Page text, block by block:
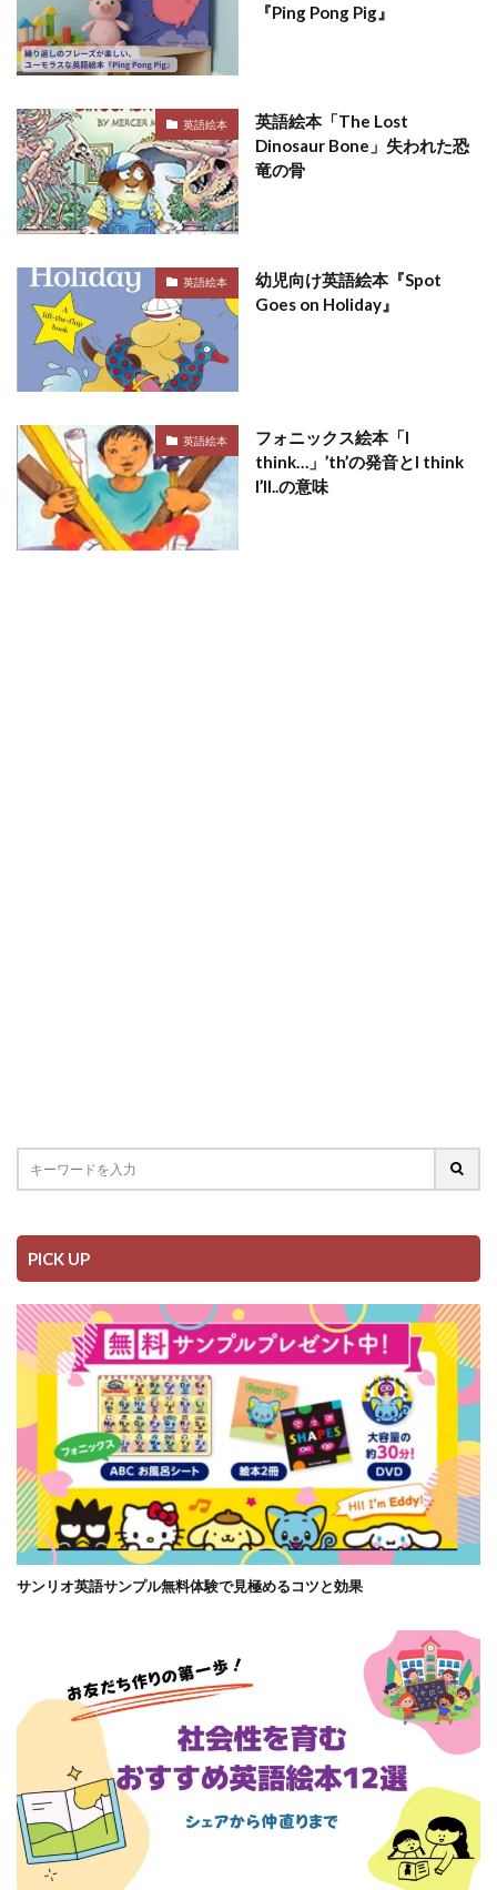
『Ping Pong Pig』
英語絵本
英語絵本「The Lost
Dinosaur Bone」失われた恐
竜の骨
英語絵本
幼児向け英語絵本『Spot
Goes on Holiday』
英語絵本
フォニックス絵本「I
think…」’th’の発音とI think
I’ll..の意味
PICK UP
サンリオ英語サンプル無料体験で見極めるコツと効果